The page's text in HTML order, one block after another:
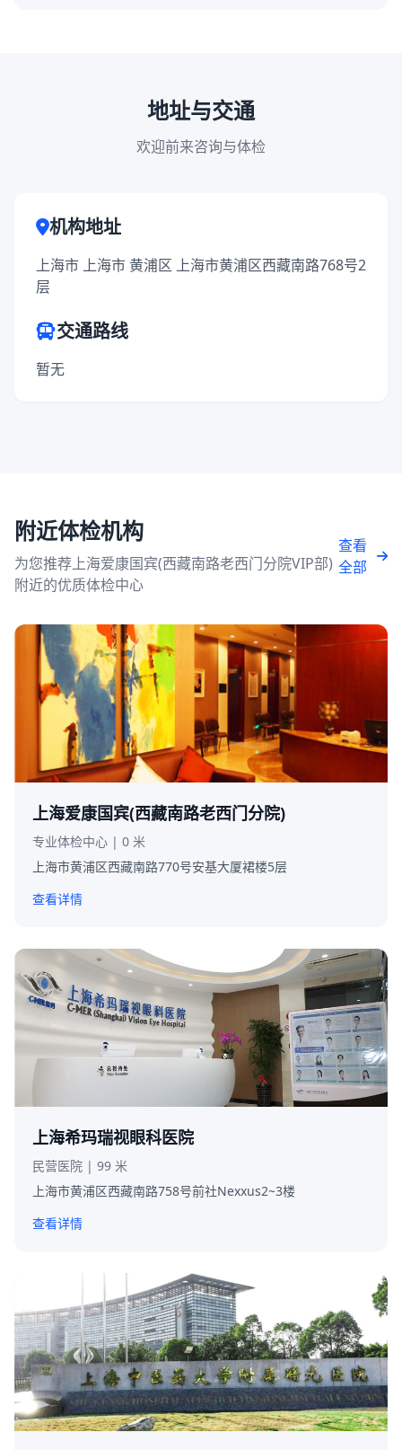
地址与交通
欢迎前来咨询与体检
机构地址
上海市 上海市 黄浦区 上海市黄浦区西藏南路768号2
层
交通路线
暂无
附近体检机构
为您推荐上海爱康国宾(西藏南路老西门分院VIP部)
附近的优质体检中心
查看
全部
上海爱康国宾(西藏南路老西门分院)
专业体检中心 | 0 米
上海市黄浦区西藏南路770号安基大厦裙楼5层
查看详情
上海希玛瑞视眼科医院
民营医院 | 99 米
上海市黄浦区西藏南路758号前社Nexxus2~3楼
查看详情